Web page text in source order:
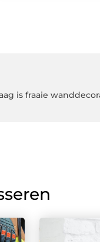
is fraaie